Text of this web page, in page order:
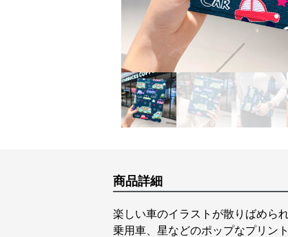
商品詳細
楽しい車のイラストが散りばめら
乗用車、星などのポップなプリン